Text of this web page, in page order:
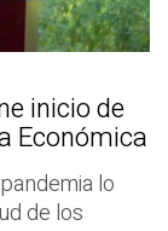
inicio de
Económica
lo
de los